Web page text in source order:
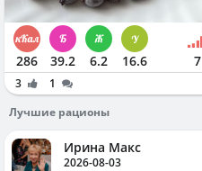
286 39.2 6.2 16.6 7
3
1
Лучшие рационы
Ирина Макс
2026-08-03